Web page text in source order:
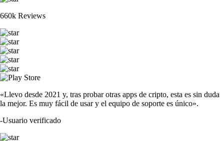
660k Reviews
«Llevo desde 2021 y, tras probar otras apps de cripto, esta es sin duda
la mejor. Es muy fácil de usar y el equipo de soporte es único».
-Usuario verificado